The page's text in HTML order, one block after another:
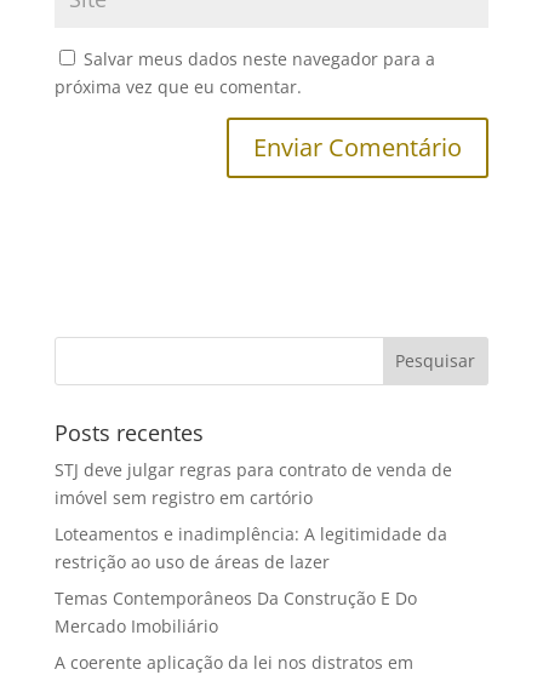
Salvar meus dados neste navegador para a
próxima vez que eu comentar.
Posts recentes
STJ deve julgar regras para contrato de venda de
imóvel sem registro em cartório
Loteamentos e inadimplência: A legitimidade da
restrição ao uso de áreas de lazer
Temas Contemporâneos Da Construção E Do
Mercado Imobiliário
A coerente aplicação da lei nos distratos em